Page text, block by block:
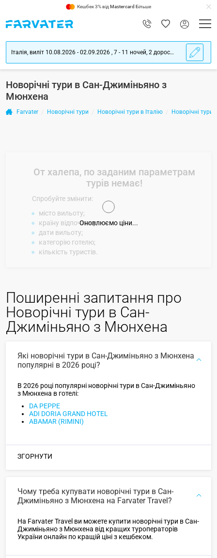
Кешбек 3% від Mastercard Більше
Італія, виліт 10.08.2026 - 02.09.2026 , 7 - 11 ночей, 2 дорослих
Новорічні тури в Сан-Джиміньяно з
Мюнхена
Farvater Новорічні тури Новорічні тури в Італію Новорічні
От халепа, по заданим параметрам
турів немає!
Спробуйте змінити:
місто вильоту;
країну відпочинку;
дати вильоту;
категорію готелю;
кількість туристів.
Оновлюємо ціни...
Поширенні запитання про
Новорічні тури в Сан-
Джиміньяно з Мюнхена
Які новорічні тури в Сан-Джиміньяно з Мюнхена
популярні в 2026 році?
В 2026 році популярні новорічні тури в Сан-Джиміньяно
з Мюнхена в готелі:
DA PEPPE
ADI DORIA GRAND HOTEL
ABAMAR (RIMINI)
ЗГОРНУТИ
Чому треба купувати новорічні тури в Сан-
Джиміньяно з Мюнхена на Farvater Travel?
На Farvater Travel ви можете купити новорічні тури в Сан-
Джиміньяно з Мюнхена від кращих туроператорів
України онлайн по кращій ціні з кешбеком.